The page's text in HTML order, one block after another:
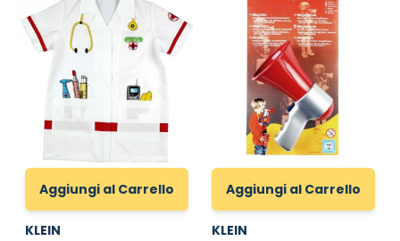
Aggiungi al Carrello
KLEIN
Aggiungi al Carrello
KLEIN